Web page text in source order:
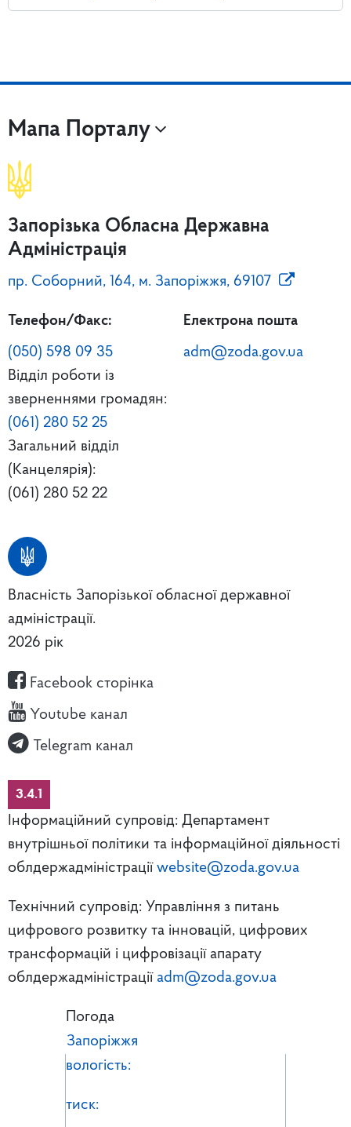
Мапа Порталу
Запорізька Обласна Державна
Адміністрація
пр. Соборний, 164, м. Запоріжжя, 69107
Телефон/Факс:
(050) 598 09 35
Відділ роботи із
зверненнями громадян:
(061) 280 52 25
Загальний відділ
(Канцелярія):
(061) 280 52 22
Електрона пошта
adm@zoda.gov.ua
Власність Запорізької обласної державної
адміністрації.
2026 рік
Facebook сторінка
Youtube канал
Telegram канал
3.4.1
Інформаційний супровід: Департамент
внутрішньої політики та інформаційної діяльності
облдержадміністрації website@zoda.gov.ua
Технічний супровід: Управління з питань
цифрового розвитку та інновацій, цифрових
трансформацій і цифровізації апарату
облдержадміністрації adm@zoda.gov.ua
Погода
Запоріжжя
вологість:
тиск: